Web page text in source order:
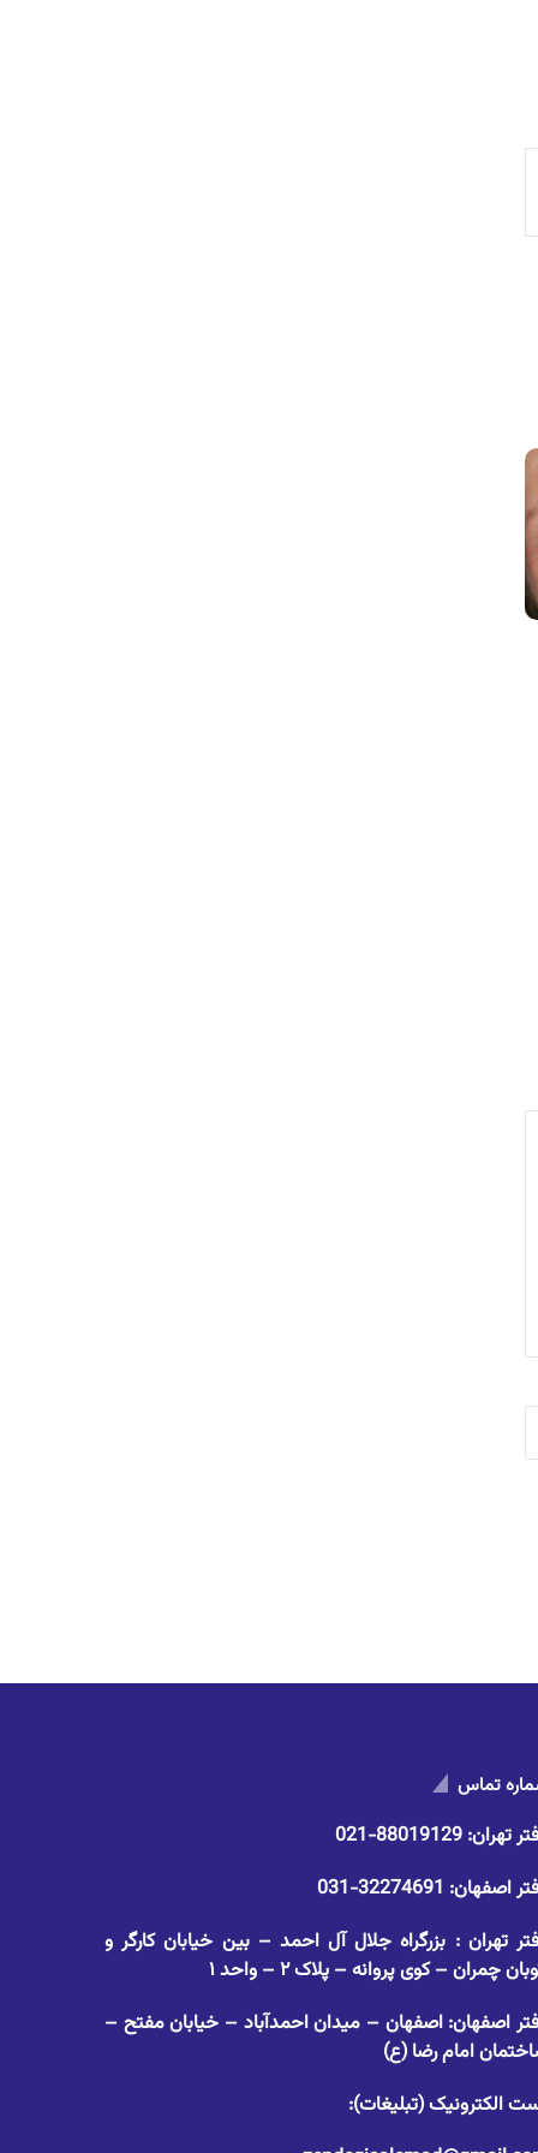
تماس
تهران: 88019129-021
اصفهان: 32274691-031
تهران : بزرگراه جلال آل احمد – بین خیابان کارگر و
چمران – کوی پروانه – پلاک ۲ – واحد ۱
اصفهان: اصفهان – میدان احمدآباد – خیابان مفتح –
امام رضا (ع)
الکترونیک (تبلیغات):